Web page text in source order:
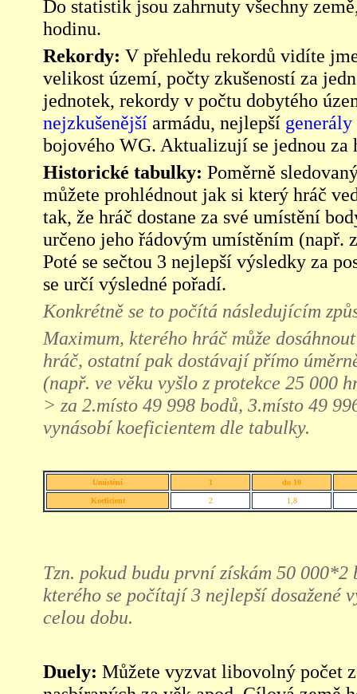
Do statistik jsou zahrnuty všechny
hodinu.
Rekordy: V přehledu rekordů vidíte
velikost území, počty zkušeností za
jednotek, rekordy v počtu dobytého
nejzkušenější armádu, nejlepší generály
bojového WG. Aktualizují se jednou za
Historické tabulky: Poměrně
můžete prohlédnout jak si který hráč
tak, že hráč dostane za své umístění
určeno jeho řádovým umístěním (např.
Poté se sečtou 3 nejlepší výsledky za
se určí výsledné pořadí.
Konkrétně se to počítá následujícím
Maximum, kterého hráč může
hráč, ostatní pak dostávají přímo
(např. ve věku vyšlo z protekce 25 000
> za 2.místo 49 998 bodů, 3.místo 49
vynásobí koeficientem dle tabulky.
Umístění 1 do 10
Koeficient 2 1,8
Tzn. pokud budu první získám 50
kterého se počítají 3 nejlepší dosažené
celou dobu.
Duely: Můžete vyzvat libovolný počet